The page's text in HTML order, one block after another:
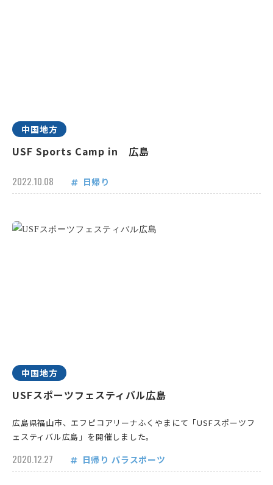
中国地方
USF Sports Camp in 広島
2022.10.08 日帰り
中国地方
USFスポーツフェスティバル広島
広島県福山市、エフピコアリーナふくやまにて「USFスポーツフ
ェスティバル広島」を開催しました。
2020.12.27 日帰り パラスポーツ